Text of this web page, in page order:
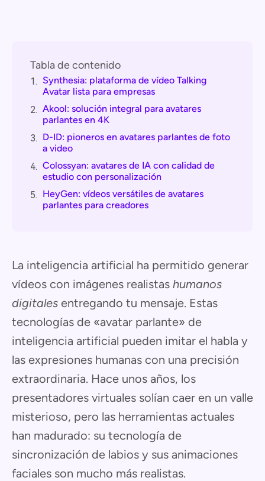
Tabla de contenido
1. Synthesia: plataforma de vídeo Talking
Avatar lista para empresas
2. Akool: solución integral para avatares
parlantes en 4K
3. D-ID: pioneros en avatares parlantes de foto
a video
4. Colossyan: avatares de IA con calidad de
estudio con personalización
5. HeyGen: vídeos versátiles de avatares
parlantes para creadores
La inteligencia artificial ha permitido generar
vídeos con imágenes realistas humanos
digitales entregando tu mensaje. Estas
tecnologías de «avatar parlante» de
inteligencia artificial pueden imitar el habla y
las expresiones humanas con una precisión
extraordinaria. Hace unos años, los
presentadores virtuales solían caer en un valle
misterioso, pero las herramientas actuales
han madurado: su tecnología de
sincronización de labios y sus animaciones
faciales son mucho más realistas.